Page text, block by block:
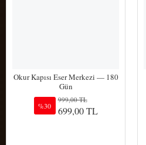
Okur Kapısı Eser Merkezi — 180
Gün
%30
999,00 TL
699,00 TL